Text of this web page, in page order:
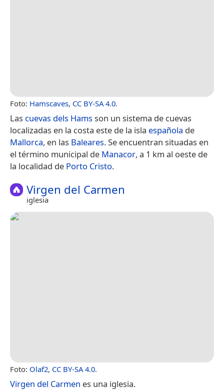
Foto: Hamscaves, CC BY-SA 4.0.
Las cuevas dels Hamsson un sistema de cuevas
localizadas en la costa este de la isla española de
Mallorca, en las Baleares. Se encuentran situadas en
el término municipal de Manacor, a 1 km al oeste de
la localidad de Porto Cristo.
Virgen del Carmen
iglesia
Foto: Olaf2, CC BY-SA 4.0.
Virgen del Carmen es una iglesia.